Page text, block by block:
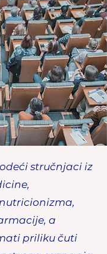
stručnjaci iz
a
priliku čuti